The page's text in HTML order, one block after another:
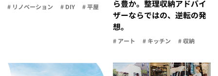
# リノベーション # DIY # 平屋
ら豊か。整理収納アドバイ
ザーならではの、逆転の発
想。
# アート # キッチン # 収納